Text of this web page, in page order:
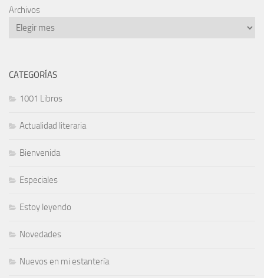
Archivos
CATEGORÍAS
1001 Libros
Actualidad literaria
Bienvenida
Especiales
Estoy leyendo
Novedades
Nuevos en mi estantería